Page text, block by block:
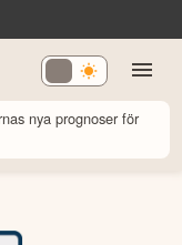
nya prognoser för